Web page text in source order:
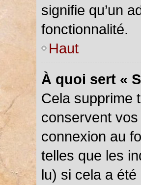
signifie qu’un
fonctionnalité.
Haut
À quoi sert «
Cela supprime
conservent
connexion au
telles que les
lu) si cela a